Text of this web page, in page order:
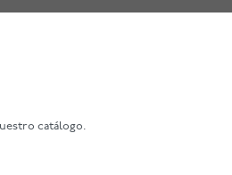
catálogo.